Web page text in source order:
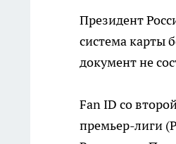
Президент
система карты
документ не
Fan ID со
премьер-лиги